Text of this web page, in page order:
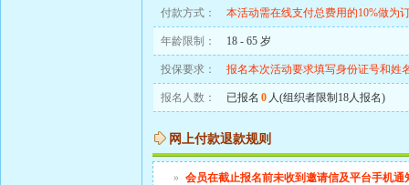
付款方式： 本活动需在线支付总费用的10%做为
年龄限制： 18 - 65 岁
投保要求： 报名本次活动要求填写身份证号和姓
报名人数： 已报名 0 人(组织者限制18人报名)
网上付款退款规则
» 会员在截止报名前未收到邀请信及平台手机